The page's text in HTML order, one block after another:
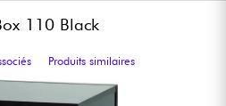
110 Black
Produits similaires